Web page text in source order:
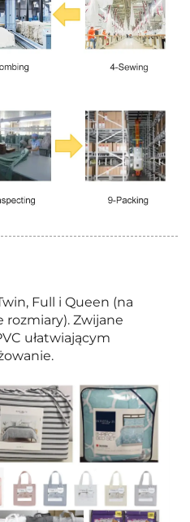
Full i Queen (na
Zwijane
ułatwiającym